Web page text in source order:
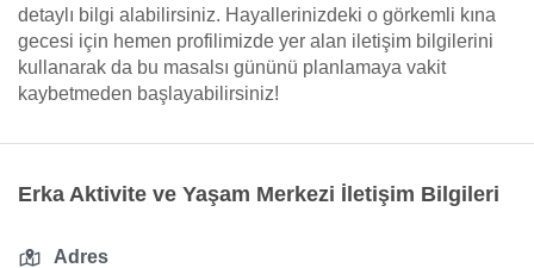
detaylı bilgi alabilirsiniz. Hayallerinizdeki o görkemli kına
gecesi için hemen profilimizde yer alan iletişim bilgilerini
kullanarak da bu masalsı gününü planlamaya vakit
kaybetmeden başlayabilirsiniz!
Erka Aktivite ve Yaşam Merkezi İletişim Bilgileri
Adres